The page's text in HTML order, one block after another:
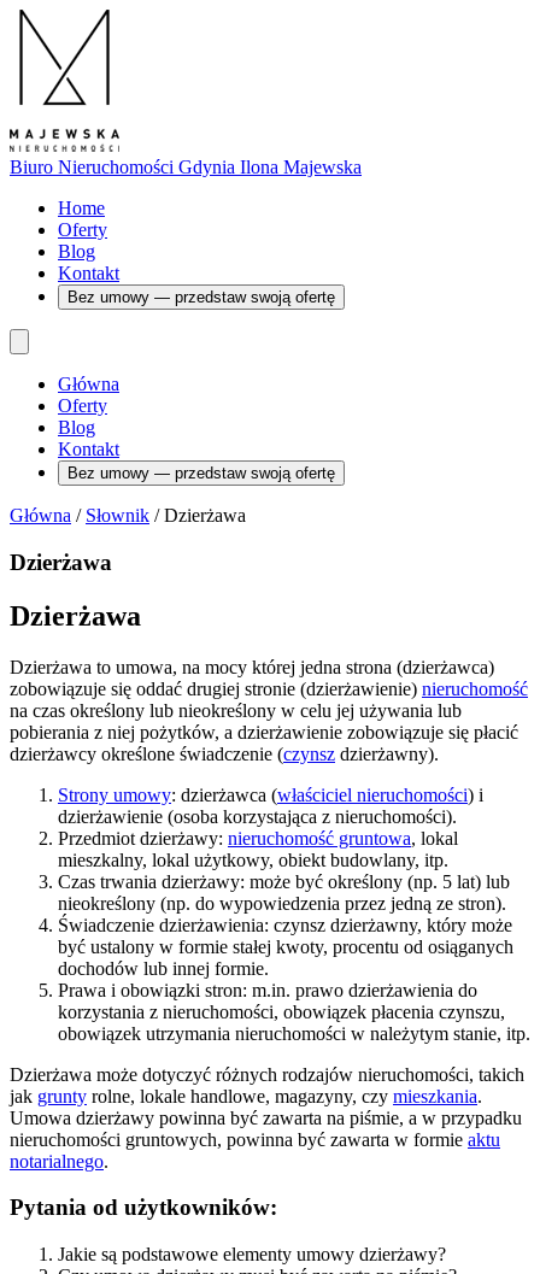
Biuro Nieruchomości Gdynia Ilona Majewska
Home
Oferty
Blog
Kontakt
Bez umowy — przedstaw swoją ofertę
Główna
Oferty
Blog
Kontakt
Bez umowy — przedstaw swoją ofertę
Główna / Słownik / Dzierżawa
Dzierżawa
Dzierżawa
Dzierżawa to umowa, na mocy której jedna strona (dzierżawca)
zobowiązuje się oddać drugiej stronie (dzierżawienie) nieruchomość
na czas określony lub nieokreślony w celu jej używania lub
pobierania z niej pożytków, a dzierżawienie zobowiązuje się płacić
dzierżawcy określone świadczenie (czynsz dzierżawny).
Strony umowy: dzierżawca (właściciel nieruchomości) i
dzierżawienie (osoba korzystająca z nieruchomości).
Przedmiot dzierżawy: nieruchomość gruntowa, lokal
mieszkalny, lokal użytkowy, obiekt budowlany, itp.
Czas trwania dzierżawy: może być określony (np. 5 lat) lub
nieokreślony (np. do wypowiedzenia przez jedną ze stron).
Świadczenie dzierżawienia: czynsz dzierżawny, który może
być ustalony w formie stałej kwoty, procentu od osiąganych
dochodów lub innej formie.
Prawa i obowiązki stron: m.in. prawo dzierżawienia do
korzystania z nieruchomości, obowiązek płacenia czynszu,
obowiązek utrzymania nieruchomości w należytym stanie, itp.
Dzierżawa może dotyczyć różnych rodzajów nieruchomości, takich
jak grunty rolne, lokale handlowe, magazyny, czy mieszkania.
Umowa dzierżawy powinna być zawarta na piśmie, a w przypadku
nieruchomości gruntowych, powinna być zawarta w formie aktu
notarialnego.
Pytania od użytkowników:
Jakie są podstawowe elementy umowy dzierżawy?